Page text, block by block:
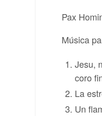
Pax
Música
Jesu,
coro
La
Un